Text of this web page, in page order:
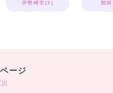
伊勢崎市(3) 館
ージ